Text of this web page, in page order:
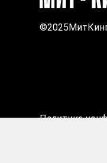
Политика